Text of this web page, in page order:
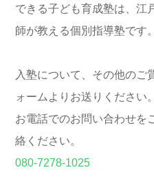
できる子ども育成塾は、江
師が教える個別指導塾です。
入塾について、その他のご
ォームよりお送りください。
お電話でのお問い合わせを
絡ください。
080-7278-1025